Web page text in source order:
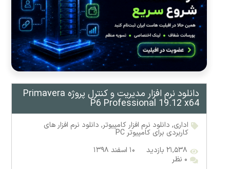
دانلود نرم افزار مدیریت و کنترل پروژه Primavera
P6 Professional 19.12 x64
اداری, دانلود نرم افزار کامپیوتر, دانلود نرم افزار های
کاربردی برای کامپیوتر PC
۲۱,۵۳۸ بازدید
۱۰ اسفند ۱۳۹۸
۰ نظر